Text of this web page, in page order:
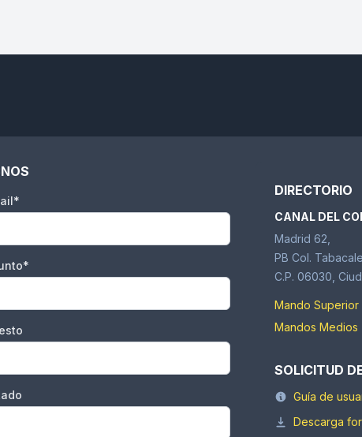
DIRECTORIO
CANAL DEL
Madrid 62,
PB Col.
C.P. 06030,
Mando Superior
Mandos Medios
SOLICITUD
Guía de
Descarga